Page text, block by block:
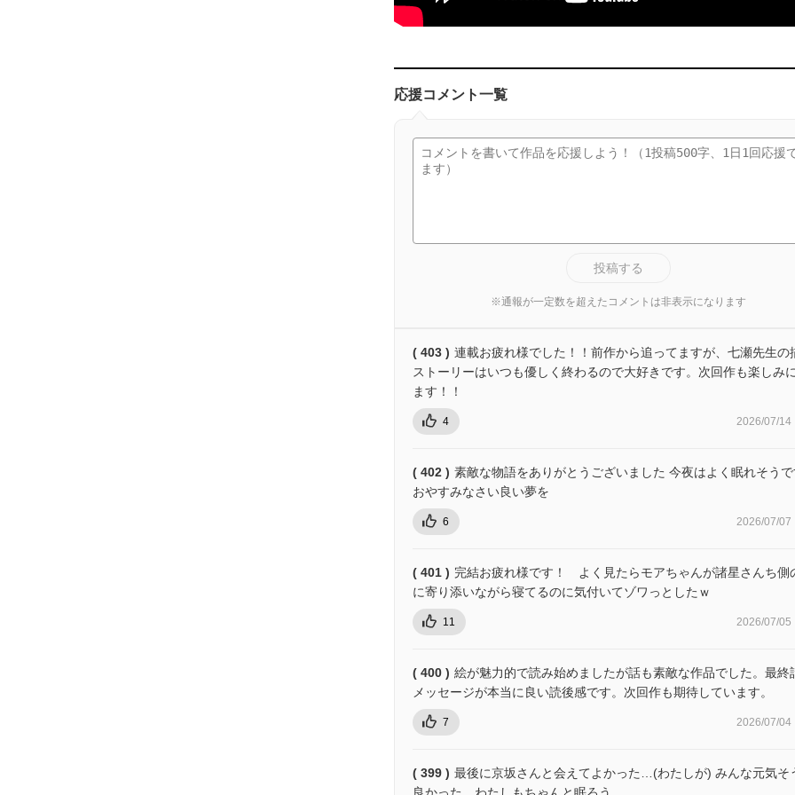
応援コメント一覧
投稿する
※通報が一定数を超えたコメントは非表示になります
( 403 ) 連載お疲れ様でした！！前作から追ってますが、七瀬先生の
ストーリーはいつも優しく終わるので大好きです。次回作も楽しみ
ます！！
4 2026/07/14
( 402 ) 素敵な物語をありがとうございました 今夜はよく眠れそうで
おやすみなさい良い夢を
6 2026/07/07
( 401 ) 完結お疲れ様です！ よく見たらモアちゃんが諸星さんち側
に寄り添いながら寝てるのに気付いてゾワっとしたｗ
11 2026/07/05
( 400 ) 絵が魅力的で読み始めましたが話も素敵な作品でした。最終
メッセージが本当に良い読後感です。次回作も期待しています。
7 2026/07/04
( 399 ) 最後に京坂さんと会えてよかった…(わたしが) みんな元気そ
良かった。わたしもちゃんと眠ろう